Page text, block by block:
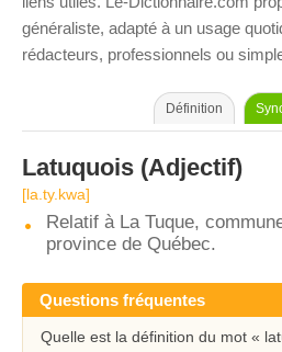
généraliste, adapté à un usage
rédacteurs, professionnels ou
Définition
Latuquois (Adjectif)
[la.ty.kwa]
Relatif à La Tuque,
province de Québec.
Questions fréquentes
Quelle est la définition du mot «